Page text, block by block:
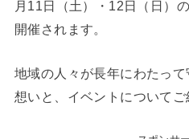
月11日（土）・12日（日）
開催されます。
地域の人々が長年にわたっ
想いと、イベントについてご